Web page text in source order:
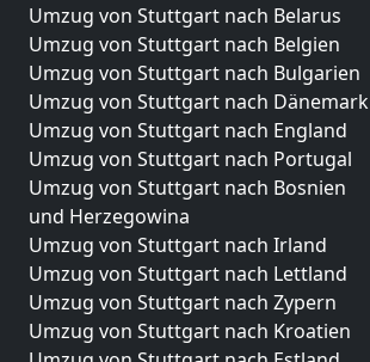
Umzug von Stuttgart nach Belarus
Umzug von Stuttgart nach Belgien
Umzug von Stuttgart nach Bulgarien
Umzug von Stuttgart nach Dänemark
Umzug von Stuttgart nach England
Umzug von Stuttgart nach Portugal
Umzug von Stuttgart nach Bosnien
und Herzegowina
Umzug von Stuttgart nach Irland
Umzug von Stuttgart nach Lettland
Umzug von Stuttgart nach Zypern
Umzug von Stuttgart nach Kroatien